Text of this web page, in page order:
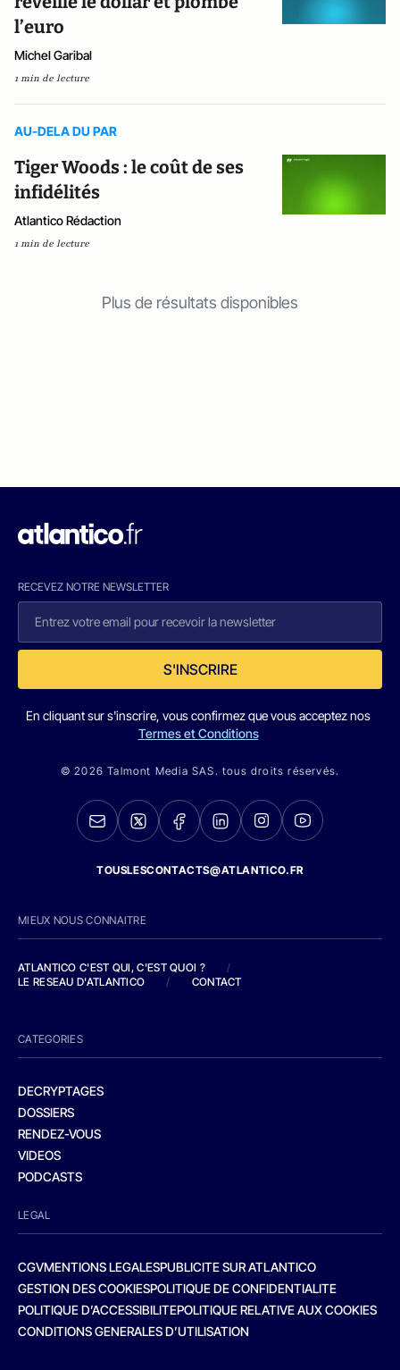
l’euro
Michel Garibal
1 min de lecture
AU-DELA DU PAR
Tiger Woods : le coût de ses
infidélités
Atlantico Rédaction
1 min de lecture
Plus de résultats disponibles
RECEVEZ NOTRE NEWSLETTER
S'INSCRIRE
En cliquant sur s'inscrire, vous confirmez que vous acceptez nos
Termes et Conditions
© 2026 Talmont Media SAS. tous droits réservés.
TOUSLESCONTACTS@ATLANTICO.FR
MIEUX NOUS CONNAITRE
ATLANTICO C'EST QUI, C'EST QUOI ?
/
LE RESEAU D'ATLANTICO
/ CONTACT
CATEGORIES
DECRYPTAGES
DOSSIERS
RENDEZ-VOUS
VIDEOS
PODCASTS
LEGAL
CGVMENTIONS LEGALESPUBLICITE SUR ATLANTICO
GESTION DES COOKIESPOLITIQUE DE CONFIDENTIALITE
POLITIQUE D’ACCESSIBILITEPOLITIQUE RELATIVE AUX COOKIES
CONDITIONS GENERALES D’UTILISATION